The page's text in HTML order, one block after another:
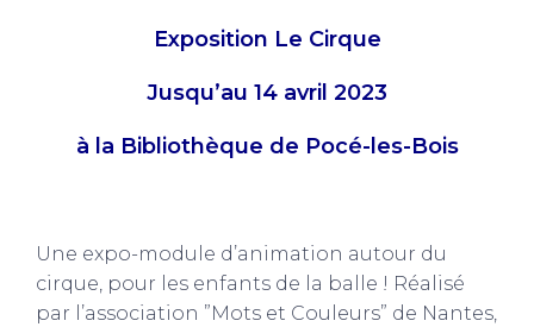
Exposition Le Cirque
Jusqu’au 14 avril 2023
à la Bibliothèque de Pocé-les-Bois
Une expo-module d’animation autour du
cirque, pour les enfants de la balle ! Réalisé
par l’association ”Mots et Couleurs” de Nantes,